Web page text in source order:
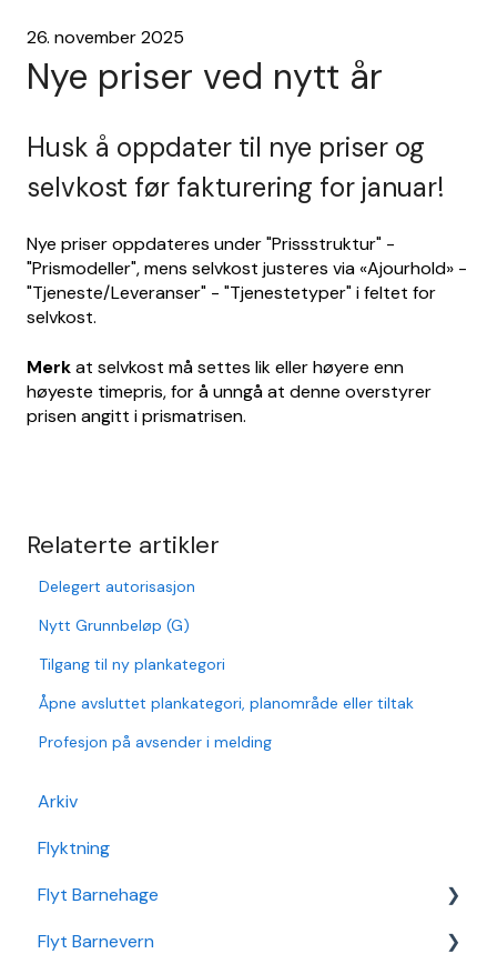
26. november 2025
Nye priser ved nytt år
Husk å oppdater til nye priser og
selvkost før fakturering for januar!
Nye priser oppdateres under "Prissstruktur" -
"Prismodeller", mens selvkost justeres via «Ajourhold» -
"Tjeneste/Leveranser" - "Tjenestetyper" i feltet for
selvkost.
Merkat selvkost må settes lik eller høyere enn
høyeste timepris, for å unngå at denne overstyrer
prisen angitt i prismatrisen.
Relaterte artikler
Delegert autorisasjon
Nytt Grunnbeløp (G)
Tilgang til ny plankategori
Åpne avsluttet plankategori, planområde eller tiltak
Profesjon på avsender i melding
Arkiv
Flyktning
Flyt Barnehage
Flyt Barnehage Hjelpeside
Flyt Barnevern